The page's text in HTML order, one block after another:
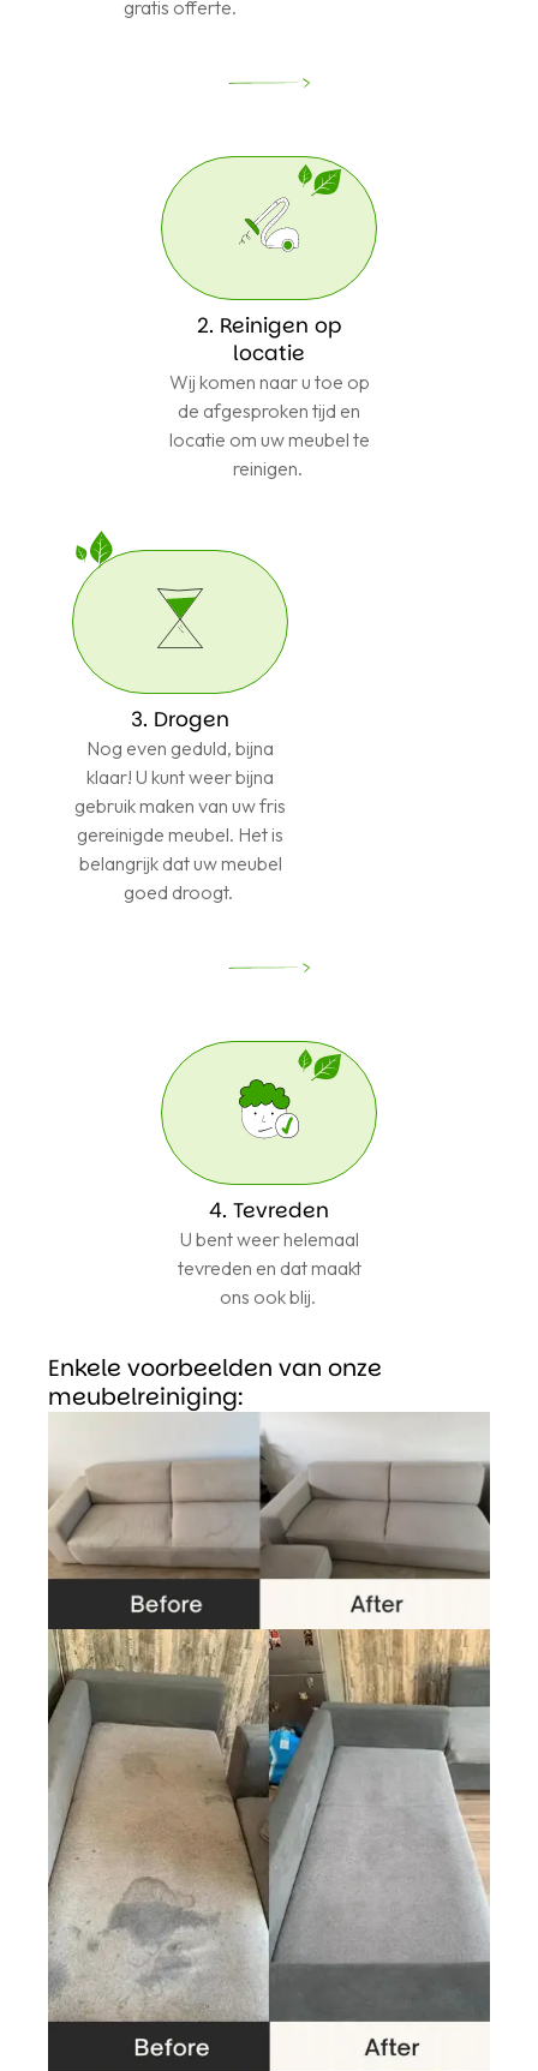
gratis offerte.
2. Reinigen op
locatie
Wij komen naar u toe op
de afgesproken tijd en
locatie om uw meubel te
reinigen.
3. Drogen
Nog even geduld, bijna
klaar! U kunt weer bijna
gebruik maken van uw fris
gereinigde meubel. Het is
belangrijk dat uw meubel
goed droogt.
4. Tevreden
U bent weer helemaal
tevreden en dat maakt
ons ook blij.
Enkele voorbeelden van onze
meubelreiniging: